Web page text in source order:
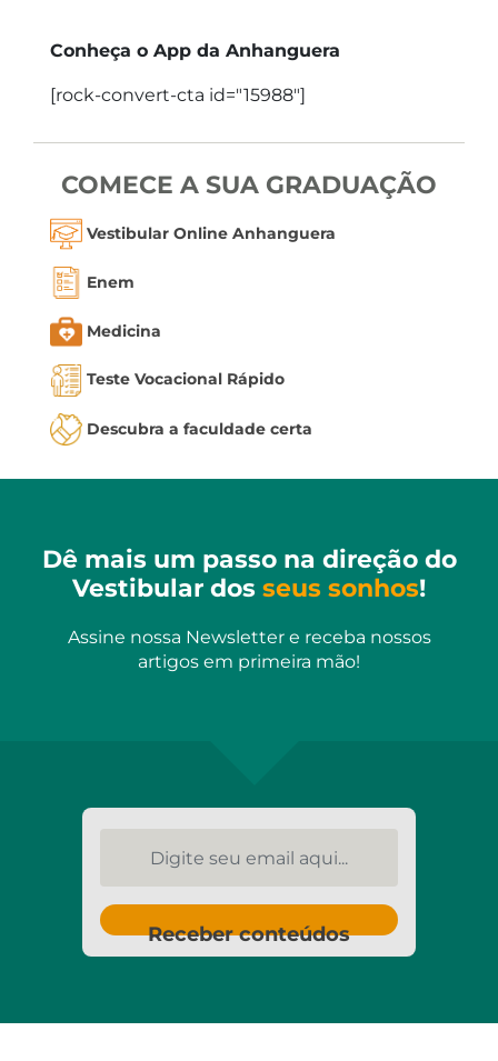
Conheça o App da Anhanguera
[rock-convert-cta id="15988"]
COMECE A SUA GRADUAÇÃO
Vestibular Online Anhanguera
Enem
Medicina
Teste Vocacional Rápido
Descubra a faculdade certa
Dê mais um passo na direção do
Vestibular dos seus sonhos!
Assine nossa Newsletter e receba nossos
artigos em primeira mão!
Receber conteúdos